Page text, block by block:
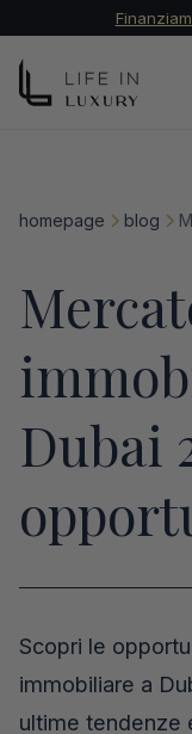
homepage blog
Dubai
Scopri le
immobiliare a
ultime tendenze